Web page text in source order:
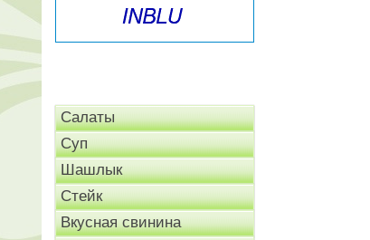
Салаты
Суп
Шашлык
Стейк
Вкусная свинина